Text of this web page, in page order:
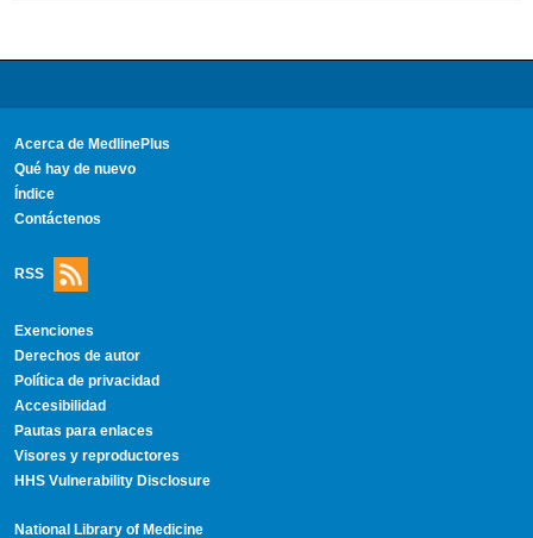
Acerca de MedlinePlus
Qué hay de nuevo
Índice
Contáctenos
RSS
Exenciones
Derechos de autor
Política de privacidad
Accesibilidad
Pautas para enlaces
Visores y reproductores
HHS Vulnerability Disclosure
National Library of Medicine